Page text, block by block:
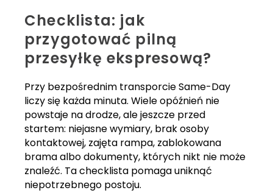
Checklista: jak
przygotować pilną
przesyłkę ekspresową?
Przy bezpośrednim transporcie Same-Day
liczy się każda minuta. Wiele opóźnień nie
powstaje na drodze, ale jeszcze przed
startem: niejasne wymiary, brak osoby
kontaktowej, zajęta rampa, zablokowana
brama albo dokumenty, których nikt nie może
znaleźć. Ta checklista pomaga uniknąć
niepotrzebnego postoju.